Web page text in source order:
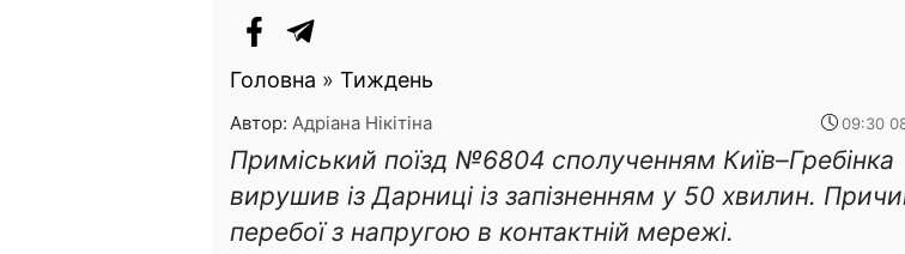
Головна » Тиждень
Автор: Адріана Нікітіна 09:30
Приміський поїзд №6804 сполученням Київ–Гребінка
вирушив із Дарниці із запізненням у 50 хвилин.
перебої з напругою в контактній мережі.